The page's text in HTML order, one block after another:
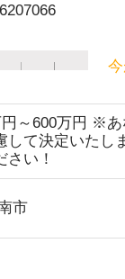
～600万円 ※あ
して決定いたし
さい！
市